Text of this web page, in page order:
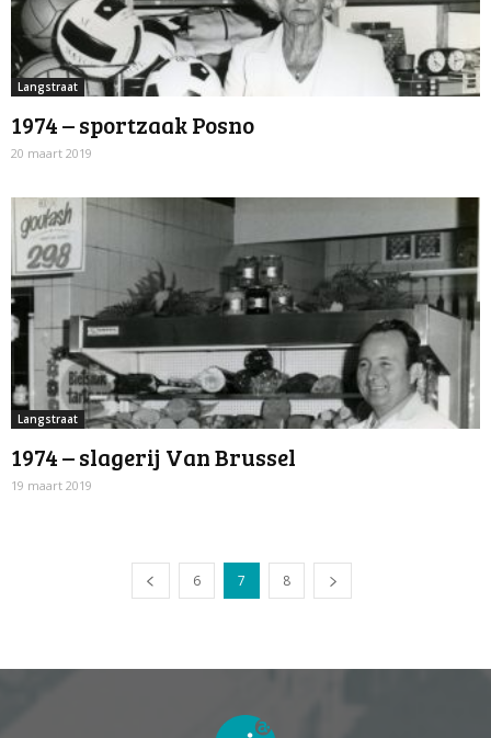
Langstraat
1974 – sportzaak Posno
20 maart 2019
Langstraat
1974 – slagerij Van Brussel
19 maart 2019
6 7 8